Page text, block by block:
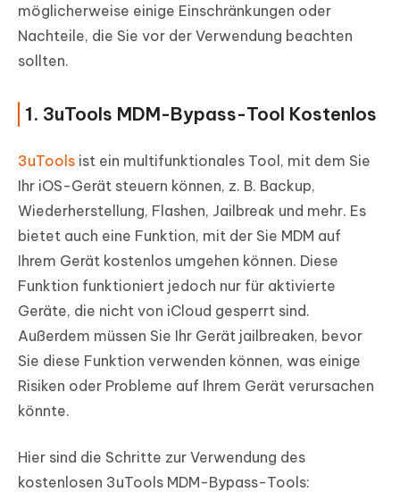
möglicherweise einige Einschränkungen oder
Nachteile, die Sie vor der Verwendung beachten
sollten.
1. 3uTools MDM-Bypass-Tool Kostenlos
3uTools ist ein multifunktionales Tool, mit dem Sie
Ihr iOS-Gerät steuern können, z. B. Backup,
Wiederherstellung, Flashen, Jailbreak und mehr. Es
bietet auch eine Funktion, mit der Sie MDM auf
Ihrem Gerät kostenlos umgehen können. Diese
Funktion funktioniert jedoch nur für aktivierte
Geräte, die nicht von iCloud gesperrt sind.
Außerdem müssen Sie Ihr Gerät jailbreaken, bevor
Sie diese Funktion verwenden können, was einige
Risiken oder Probleme auf Ihrem Gerät verursachen
könnte.
Hier sind die Schritte zur Verwendung des
kostenlosen 3uTools MDM-Bypass-Tools: